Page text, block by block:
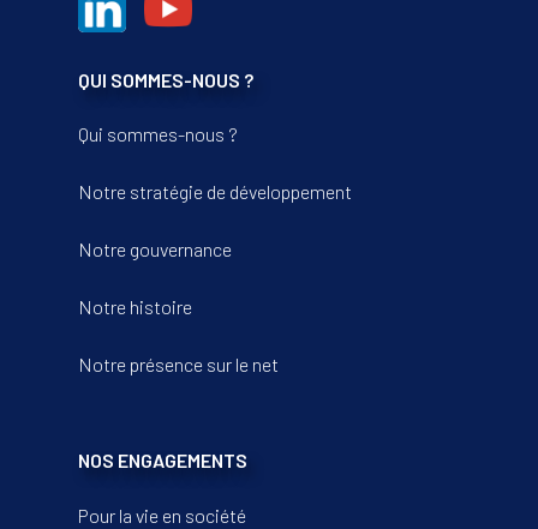
QUI SOMMES-NOUS ?
Qui sommes-nous ?
Notre stratégie de développement
Notre gouvernance
Notre histoire
Notre présence sur le net
NOS ENGAGEMENTS
Pour la vie en société